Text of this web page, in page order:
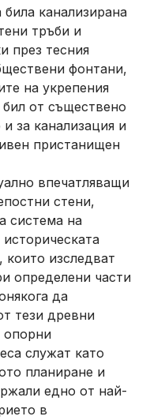
канализирана
тръби и
през тесния
фонтани,
на укрепения
от съществено
за канализация и
пристанищен
впечатляващи
стени,
система на
които изследват
определени части
да
тези древни
опорни
служат като
планиране и
едно от най-
в